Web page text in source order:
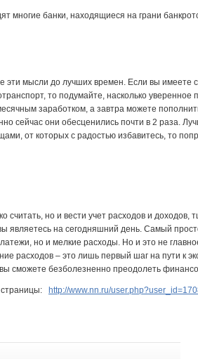
многие банки, находящиеся на грани
эти мысли до лучших времен. Если вы имеете
то подумайте, насколько
заработком, а завтра можете
сейчас они обесценились почти в 2 раза.
от которых с радостью избавитесь, то
но и вести учет расходов и доходов,
являетесь на сегодняшний день. Самый
но и мелкие расходы. Но и это не
расходов – это лишь первый шаг на пути к
сможете безболезненно преодолеть
http://www.nn.ru/